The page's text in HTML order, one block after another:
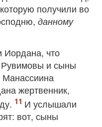
получили во
данному
Иордана, что
и сыны
жертвенник,
И услышали
вот, сыны